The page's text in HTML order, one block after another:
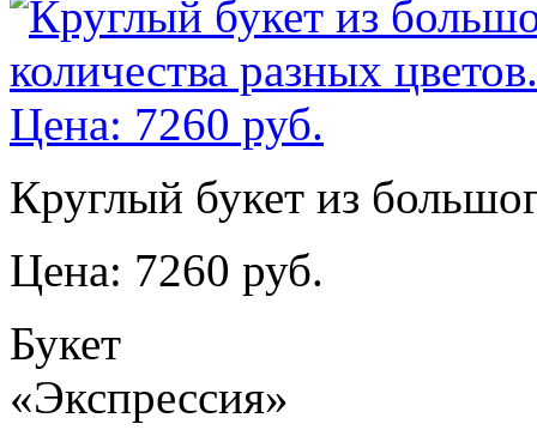
Круглый букет из
Цена: 7260 руб.
Букет
«Экспрессия»